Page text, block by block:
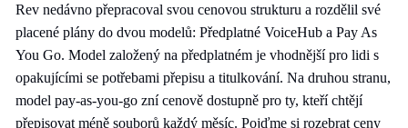
Rev nedávno přepracoval svou cenovou strukturu a rozdělil své
placené plány do dvou modelů: Předplatné VoiceHub a Pay As
You Go. Model založený na předplatném je vhodnější pro lidi s
opakujícími se potřebami přepisu a titulkování. Na druhou stranu,
model pay-as-you-go zní cenově dostupně pro ty, kteří chtějí
přepisovat méně souborů každý měsíc. Pojďme si rozebrat ceny